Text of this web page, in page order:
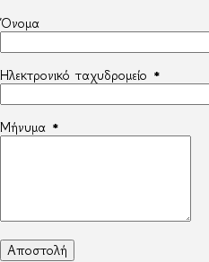
Όνομα
Ηλεκτρονικό ταχυδρομείο *
Μήνυμα *